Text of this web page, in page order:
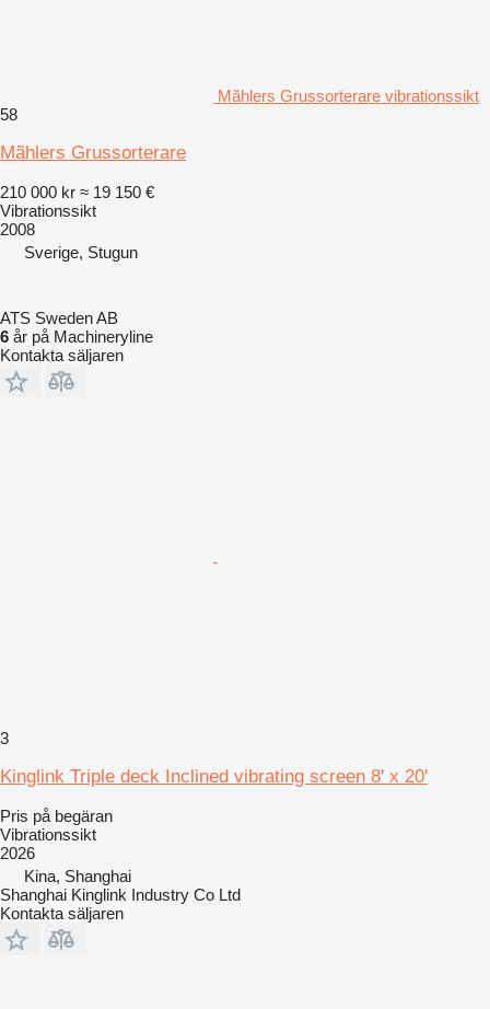
Mãhlers Grussorterare vibrationssikt
58
Mãhlers Grussorterare
210 000 kr ≈ 19 150 €
Vibrationssikt
2008
Sverige, Stugun
ATS Sweden AB
6 år på Machineryline
Kontakta säljaren
3
Kinglink Triple deck Inclined vibrating screen 8' x 20'
Pris på begäran
Vibrationssikt
2026
Kina, Shanghai
Shanghai Kinglink Industry Co Ltd
Kontakta säljaren